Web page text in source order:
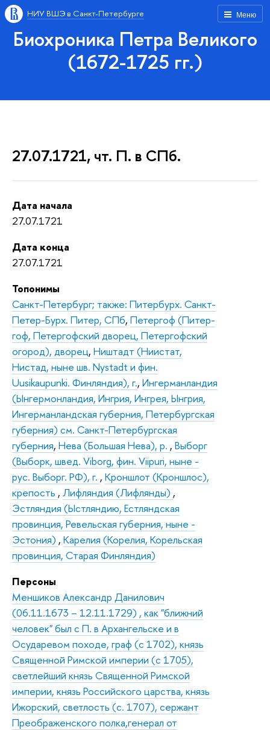
Меню
НИУ ВШЭ в Санкт-Петербурге
Биохроника Петра Великого
(1672-1725 гг.)
27.07.1721, чт. П. в СПб.
Дата начала
27.07.1721
Дата конца
27.07.1721
Топонимы
Санкт-Петербург; также: Питербурх. Санкт-
Петер-Бурх. Питер, СПб, Петергоф (Питер-
гоф, Петергофский дворец, Петергофский
огород), дворец, Ништадт (Ниистат,
Нистад, ныне шв. Nystadt и фин.
Uusikaupunki. Финляндия), г., Ингерманландия
(Ынгермонландия, Ингрия, Ингрея, Ынгрия,
Ингерманландская губерния, Петербургская
губерния) см. Санкт-Петербургская
губерния, Нева (Большая Нева), р. , Выборг
(Выборк, швед. Viborg, фин. Viipuri, ныне -
рус. Выборг. РФ), г. , Кроншлот (Кроншлос),
крепость , Лифляндия (Лифлянды) ,
Эстляндия (Ыстляндию, Естляндская
провинция, Ревельская губерния, ныне -
Эстония) , Карелия (Корелия, Корельская
провинция, Старая Финляндия)
Персоны
Меншиков Александр Данилович
(06.11.1673 – 12.11.1729) , как "ближний
человек" был с П. в Архангельске и в
Осударевом походе, граф (с 1702), князь
Священной Римской империи (с 1705),
светлейший князь Священной Римской
империи, князь Российского царства, князь
Ижорский, светлость (с. 1707), сержант
Преображенского полка,генерал от